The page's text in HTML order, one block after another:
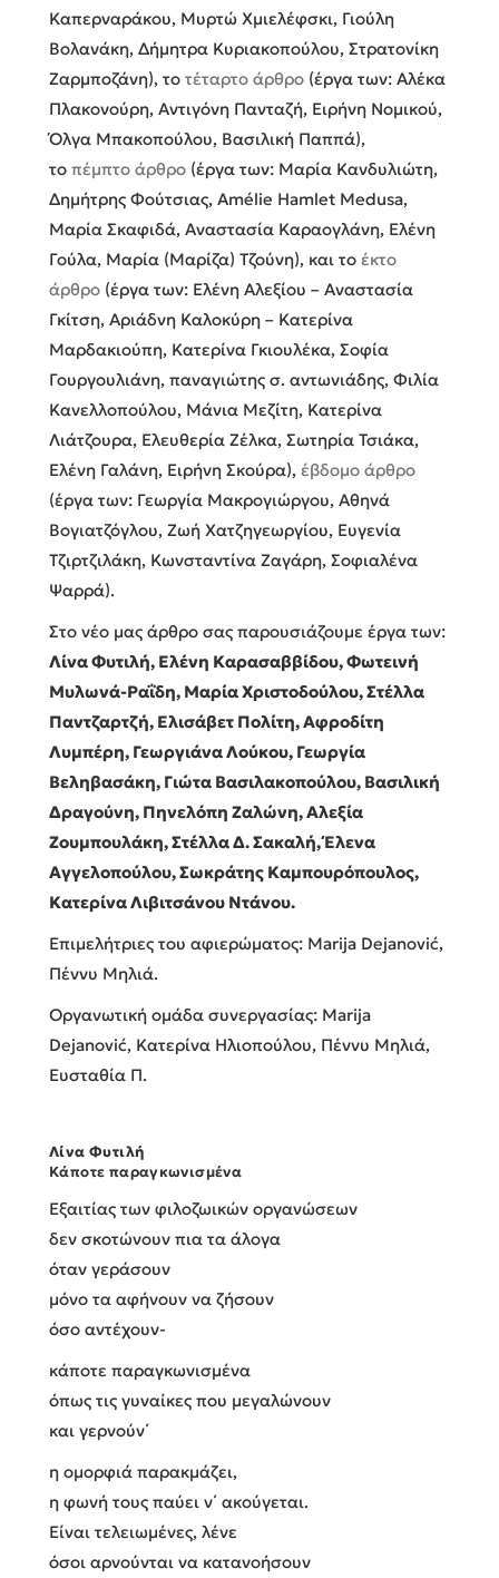
Καπερναράκου, Μυρτώ Χμιελέφσκι, Γιούλη
Βολανάκη, Δήμητρα Κυριακοπούλου, Στρατονίκη
Ζαρμποζάνη), το τέταρτο άρθρο (έργα των: Αλέκα
Πλακονούρη, Αντιγόνη Πανταζή, Ειρήνη Νομικού,
Όλγα Μπακοπούλου, Βασιλική Παππά),
το πέμπτο άρθρο (έργα των: Μαρία Κανδυλιώτη,
Δημήτρης Φούτσιας, Amélie Hamlet Medusa,
Μαρία Σκαφιδά, Αναστασία Καραογλάνη, Ελένη
Γούλα, Μαρία (Μαρίζα) Τζούνη), και το έκτο
άρθρο (έργα των: Ελένη Αλεξίου – Αναστασία
Γκίτση, Αριάδνη Καλοκύρη – Κατερίνα
Μαρδακιούπη, Κατερίνα Γκιουλέκα, Σοφία
Γουργουλιάνη, παναγιώτης σ. αντωνιάδης, Φιλία
Κανελλοπούλου, Μάνια Μεζίτη, Κατερίνα
Λιάτζουρα, Ελευθερία Ζέλκα, Σωτηρία Τσιάκα,
Ελένη Γαλάνη, Ειρήνη Σκούρα), έβδομο άρθρο
(έργα των: Γεωργία Μακρογιώργου, Αθηνά
Βογιατζόγλου, Ζωή Χατζηγεωργίου, Ευγενία
Τζιρτζιλάκη, Κωνσταντίνα Ζαγάρη, Σοφιαλένα
Ψαρρά).
Στο νέο μας άρθρο σας παρουσιάζουμε έργα των:
Λίνα Φυτιλή, Ελένη Καρασαββίδου, Φωτεινή
Μυλωνά-Ραΐδη, Μαρία Χριστοδούλου, Στέλλα
Παντζαρτζή, Ελισάβετ Πολίτη, Αφροδίτη
Λυμπέρη, Γεωργιάνα Λούκου, Γεωργία
Βεληβασάκη, Γιώτα Βασιλακοπούλου, Βασιλική
Δραγούνη, Πηνελόπη Ζαλώνη, Αλεξία
Ζουμπουλάκη, Στέλλα Δ. Σακαλή, Έλενα
Αγγελοπούλου, Σωκράτης Καμπουρόπουλος,
Κατερίνα Λιβιτσάνου Ντάνου.
Επιμελήτριες του αφιερώματος: Marija Dejanović,
Πέννυ Μηλιά.
Οργανωτική ομάδα συνεργασίας: Marija
Dejanović, Κατερίνα Ηλιοπούλου, Πέννυ Μηλιά,
Ευσταθία Π.
Λίνα Φυτιλή
Κάποτε παραγκωνισμένα
Εξαιτίας των φιλοζωικών οργανώσεων
δεν σκοτώνουν πια τα άλογα
όταν γεράσουν
μόνο τα αφήνουν να ζήσουν
όσο αντέχουν-
κάποτε παραγκωνισμένα
όπως τις γυναίκες που μεγαλώνουν
και γερνούν΄
η ομορφιά παρακμάζει,
η φωνή τους παύει ν΄ ακούγεται.
Είναι τελειωμένες, λένε
όσοι αρνούνται να κατανοήσουν